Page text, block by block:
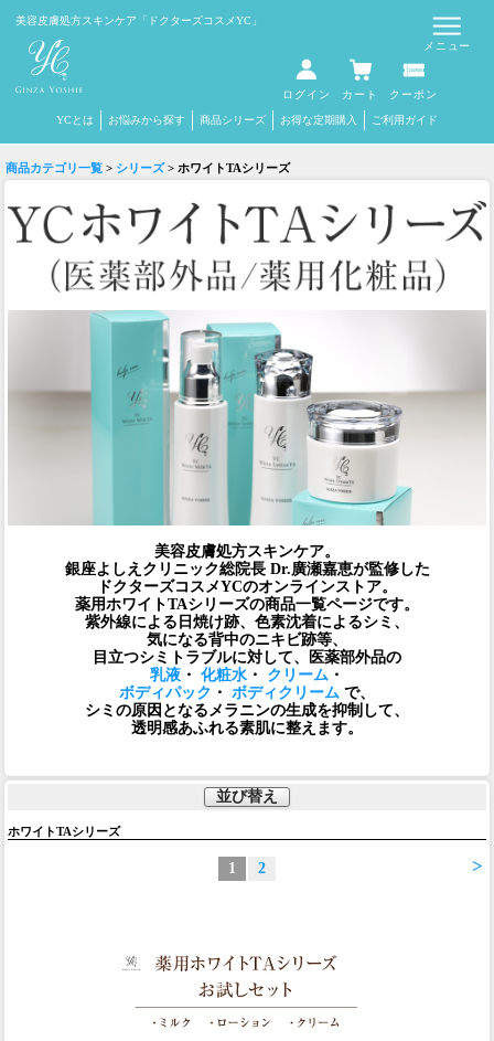
Select Language
美容皮膚処方スキンケア 「ドクターズコスメYC」
ログイン カート クーポン
メニュー
YCとは お悩みから探す 商品シリーズ お得な定期購入 ご利用ガイド
商品カテゴリ一覧 > シリーズ> ホワイトTAシリーズ
美容皮膚処方スキンケア。
銀座よしえクリニック総院長 Dr.廣瀬嘉恵が監修した
ドクターズコスメYCのオンラインストア。
薬用ホワイトTAシリーズの商品一覧ページです。
紫外線による日焼け跡、色素沈着によるシミ、
気になる背中のニキビ跡等、
目立つシミトラブルに対して、医薬部外品の
乳液 ・ 化粧水 ・ クリーム ・
ボディパック ・ ボディクリーム で、
シミの原因となるメラニンの生成を抑制して、
透明感あふれる素肌に整えます。
並び替え
ホワイトTAシリーズ
>
1 2